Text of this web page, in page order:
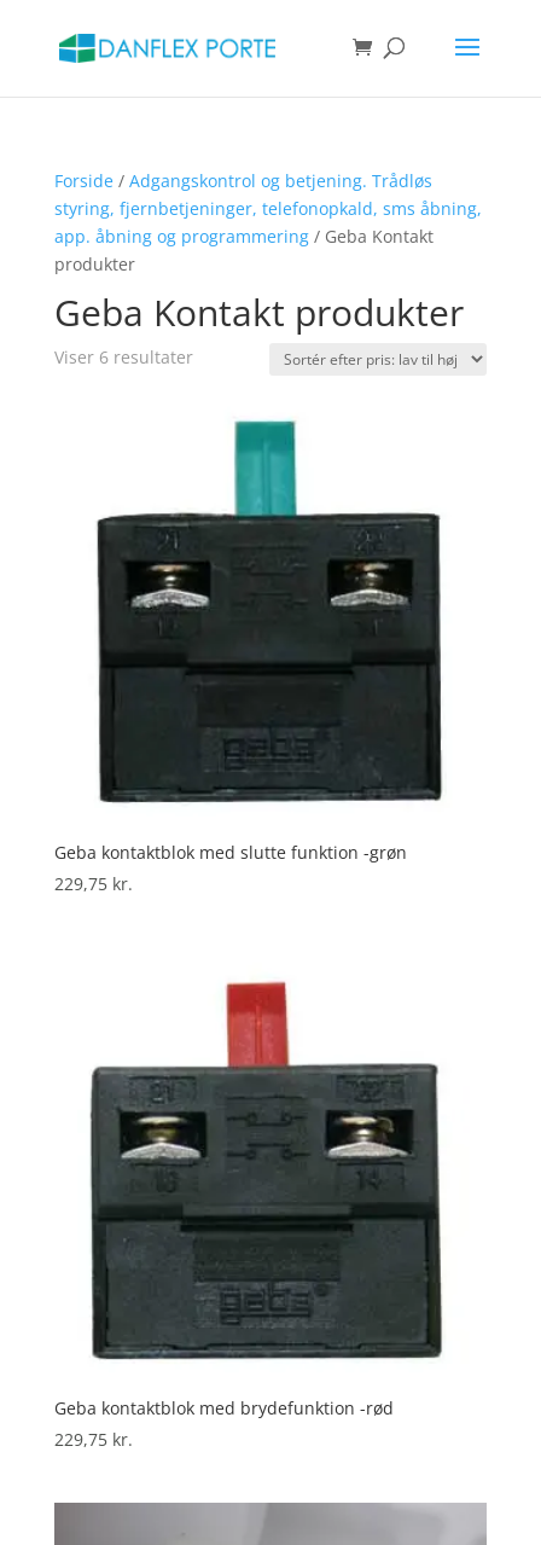
Forside/ Adgangskontrol og betjening. Trådløs
styring, fjernbetjeninger, telefonopkald, sms åbning,
app. åbning og programmering/ Geba Kontakt
produkter
Geba Kontakt produkter
Viser 6 resultaterSorteret
Geba kontaktblok med slutte funktion -grøn
229,75 kr.
Geba kontaktblok med brydefunktion -rød
229,75 kr.